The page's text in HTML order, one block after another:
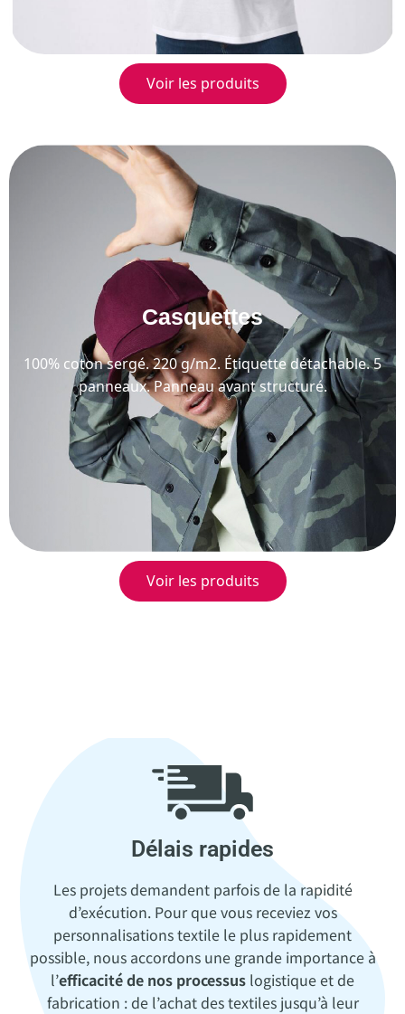
Voir les produits
Casquettes
100% coton sergé. 220 g/m2. Étiquette détachable. 5
panneaux. Panneau avant structuré.
Voir les produits
Délais rapides
Les projets demandent parfois de la rapidité
d’exécution. Pour que vous receviez vos
personnalisations textile le plus rapidement
possible, nous accordons une grande importance à
l’efficacité de nos processus logistique et de
fabrication : de l’achat des textiles jusqu’à leur